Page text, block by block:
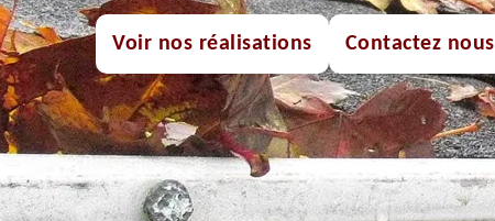
Voir nos réalisations Contactez nous